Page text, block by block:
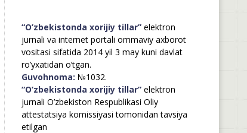
“O’zbekistonda xorijiy tillar”elektron
jurnali va internet portali ommaviy axborot
vositasi sifatida 2014 yil 3 may kuni davlat
ro’yxatidan o’tgan.
Guvohnoma: №1032.
“O’zbekistonda xorijiy tillar”elektron
jurnali O’zbekiston Respublikasi Oliy
attestatsiya komissiyasi tomonidan tavsiya
etilgan